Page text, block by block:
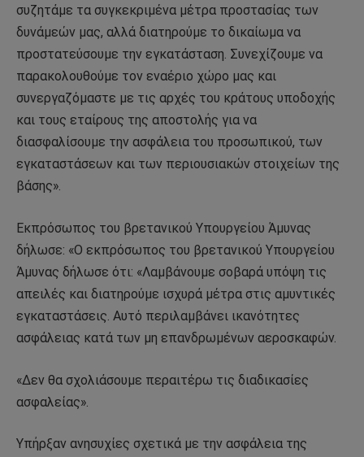
συζητάμε τα συγκεκριμένα μέτρα προστασίας των
δυνάμεών μας, αλλά διατηρούμε το δικαίωμα να
προστατεύσουμε την εγκατάσταση. Συνεχίζουμε να
παρακολουθούμε τον εναέριο χώρο μας και
συνεργαζόμαστε με τις αρχές του κράτους υποδοχής
και τους εταίρους της αποστολής για να
διασφαλίσουμε την ασφάλεια του προσωπικού, των
εγκαταστάσεων και των περιουσιακών στοιχείων της
βάσης».
Εκπρόσωπος του βρετανικού Υπουργείου Άμυνας
δήλωσε: «Ο εκπρόσωπος του βρετανικού Υπουργείου
Άμυνας δήλωσε ότι: «Λαμβάνουμε σοβαρά υπόψη τις
απειλές και διατηρούμε ισχυρά μέτρα στις αμυντικές
εγκαταστάσεις. Αυτό περιλαμβάνει ικανότητες
ασφάλειας κατά των μη επανδρωμένων αεροσκαφών.
«Δεν θα σχολιάσουμε περαιτέρω τις διαδικασίες
ασφαλείας».
Υπήρξαν ανησυχίες σχετικά με την ασφάλεια της